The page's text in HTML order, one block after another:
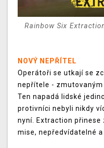
Rainbow Six
NOVÝ NEPŘÍTEL
Operátoři se utkají se
nepřítele -
Ten napadá lidské
protivníci nebyli nikdy
nyní. Extraction přinese
mise, nepředvídatelné